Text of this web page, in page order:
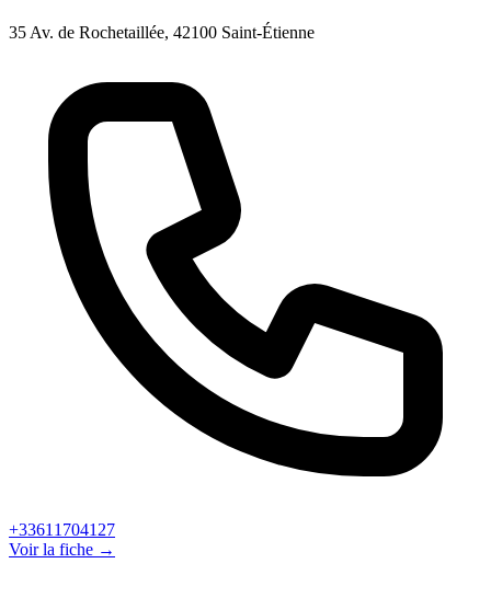
35 Av. de Rochetaillée, 42100 Saint-Étienne
+33611704127
Voir la fiche →